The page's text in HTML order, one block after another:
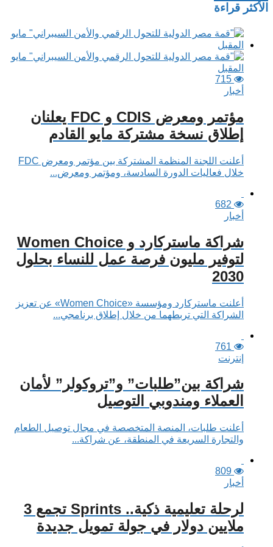
الأكثر قراءة
715
أخبار
مؤتمر ومعرض CDIS و FDC يعلنان
إطلاق نسخة مشتركة مايو القادم
أعلنت اللجنة المنظمة المشتركة بين مؤتمر ومعرض FDC
خلال فعاليات الدورة السادسة، ومؤتمر ومعرض...
682
أخبار
شراكة ماستركارد و Women Choice
لتوفير مليون فرصة عمل للنساء بحلول
2030
أعلنت ماستركارد ومؤسسة «Women Choice» عن تعزيز
الشراكة التي تربطهما من خلال إطلاق برنامجي...
761
إنترنت
شراكة بين”طلبات” و”تروكولر” لأمان
العملاء ومندوبي التوصيل
أعلنت طلبات، المنصة المتخصصة في مجال توصيل الطعام
والتجارة السريعة في المنطقة، عن شراكة...
809
أخبار
لرحلة تعليمية ذكية.. Sprints تجمع 3
ملايين دولار في جولة تمويل جديدة